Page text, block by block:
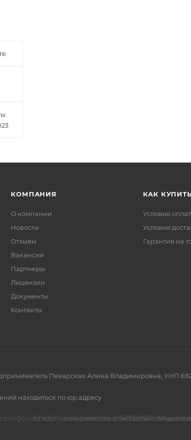
КОМПАНИЯ
О компании
Новости
Отзывы
Вакансии
Партнеры
Лицензии
Документы
Контакты
КАК КУПИТЬ
Условия
Условия
Гарантия на
Пекарская Алина Владимировна, УНП
находиться по юр.адресу
Указанные контакты также
В торговом реестре с 15.02.2016, №